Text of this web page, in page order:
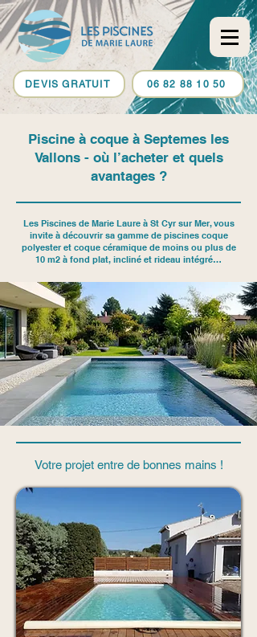
DEVIS GRATUIT 06 82 88 10 50
Piscine à coque à Septemes les
Vallons - où l’acheter et quels
avantages ?
Les Piscines de Marie Laure à St Cyr sur Mer, vous
invite à découvrir sa gamme de piscines coque
polyester et coque céramique de moins ou plus de
10 m2 à fond plat, incliné et rideau intégré…
Votre projet entre de bonnes mains !